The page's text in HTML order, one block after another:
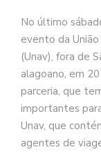
No último
evento da
(Unav), fora de
alagoano, em
parceria, que
importantes
Unav, que
agentes de